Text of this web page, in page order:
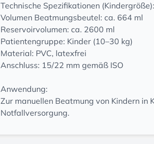
Technische Spezifikationen (Kindergröße):
Volumen Beatmungsbeutel: ca. 664 ml
Reservoirvolumen: ca. 2600 ml
Patientengruppe: Kinder (10–30 kg)
Material: PVC, latexfrei
Anschluss: 15/22 mm gemäß ISO
Anwendung:
Zur manuellen Beatmung von Kindern in
Notfallversorgung.